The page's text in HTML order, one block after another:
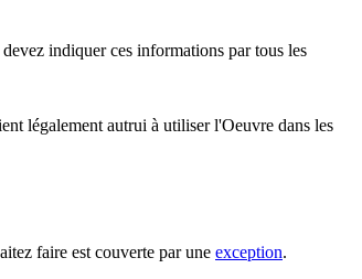
indiquer ces informations par tous les
légalement autrui à utiliser l'Oeuvre dans les
faire est couverte par une exception.